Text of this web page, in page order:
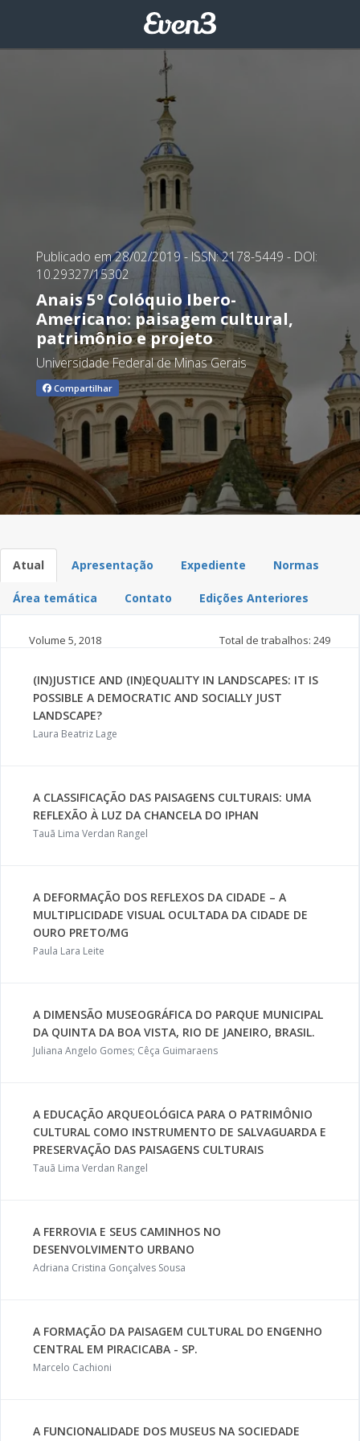
Publicado em 28/02/2019- ISSN: 2178-5449 - DOI:
10.29327/15302
Anais 5º Colóquio Ibero-
Americano: paisagem cultural,
patrimônio e projeto
Universidade Federal de Minas Gerais
Compartilhar
Atual Apresentação Expediente Normas
Área temática Contato Edições Anteriores
Volume 5,2018 Total de trabalhos: 249
(IN)JUSTICE AND (IN)EQUALITY IN LANDSCAPES: IT IS
POSSIBLE A DEMOCRATIC AND SOCIALLY JUST
LANDSCAPE?
Laura Beatriz Lage
A CLASSIFICAÇÃO DAS PAISAGENS CULTURAIS: UMA
REFLEXÃO À LUZ DA CHANCELA DO IPHAN
Tauã Lima Verdan Rangel
A DEFORMAÇÃO DOS REFLEXOS DA CIDADE – A
MULTIPLICIDADE VISUAL OCULTADA DA CIDADE DE
OURO PRETO/MG
Paula Lara Leite
A DIMENSÃO MUSEOGRÁFICA DO PARQUE MUNICIPAL
DA QUINTA DA BOA VISTA, RIO DE JANEIRO, BRASIL.
Juliana Angelo Gomes; Cêça Guimaraens
A EDUCAÇÃO ARQUEOLÓGICA PARA O PATRIMÔNIO
CULTURAL COMO INSTRUMENTO DE SALVAGUARDA E
PRESERVAÇÃO DAS PAISAGENS CULTURAIS
Tauã Lima Verdan Rangel
A FERROVIA E SEUS CAMINHOS NO
DESENVOLVIMENTO URBANO
Adriana Cristina Gonçalves Sousa
A FORMAÇÃO DA PAISAGEM CULTURAL DO ENGENHO
CENTRAL EM PIRACICABA - SP.
Marcelo Cachioni
A FUNCIONALIDADE DOS MUSEUS NA SOCIEDADE